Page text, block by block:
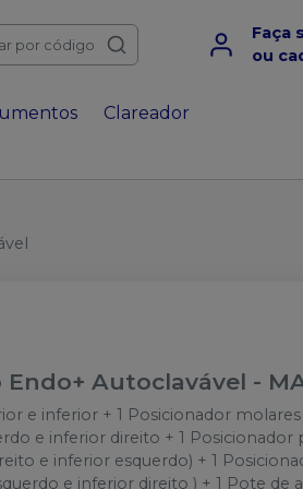
por código
Faça
ou
Clareador
Autoclavável -
e inferior + 1 Posicionador
e inferior direito + 1 Posicionador
e inferior esquerdo) + 1
e inferior direito ) + 1 Pote de